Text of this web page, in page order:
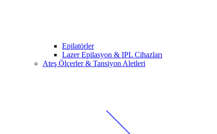
Epilatörler
Lazer Epilasyon & IPL Cihazları
Ateş Ölçerler & Tansiyon Aletleri